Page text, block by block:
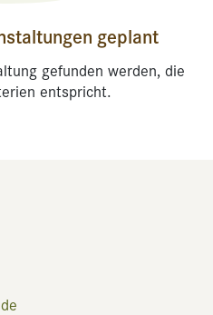
geplant
gefunden werden, die
entspricht.